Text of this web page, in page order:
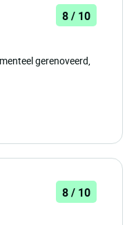
8 / 10
gerenoveerd,
8 / 10